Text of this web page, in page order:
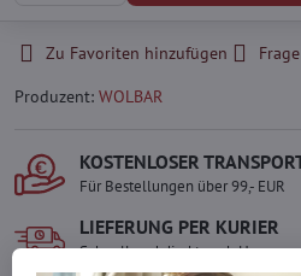
Zu Favoriten hinzufügen
Produzent: WOLBAR
KOSTENLOSER
Für Bestellungen über 99,- EUR
LIEFERUNG PER KURIER
Schnell und direkt nach Hause.